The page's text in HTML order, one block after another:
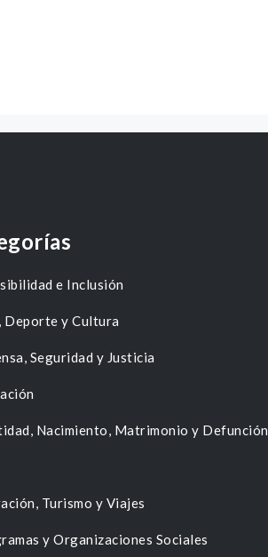
e Inclusión
Deporte y Cultura
Seguridad y Justicia
Nacimiento, Matrimonio y Defunción
Turismo y Viajes
y Organizaciones Sociales